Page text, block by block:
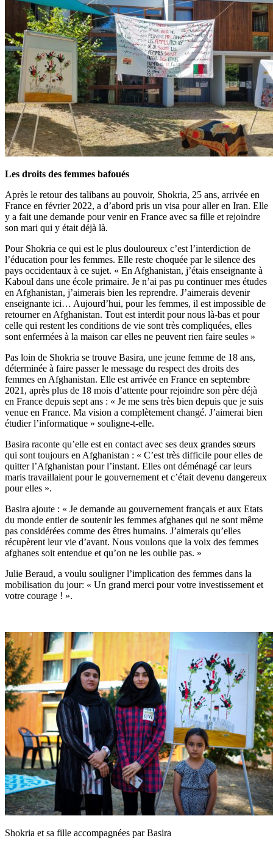
Les droits des femmes bafoués
Après le retour des talibans au pouvoir, Shokria, 25 ans, arrivée en
France en février 2022, a d’abord pris un visa pour aller en Iran. Elle
y a fait une demande pour venir en France avec sa fille et rejoindre
son mari qui y était déjà là.
Pour Shokria ce qui est le plus douloureux c’est l’interdiction de
l’éducation pour les femmes. Elle reste choquée par le silence des
pays occidentaux à ce sujet. « En Afghanistan, j’étais enseignante à
Kaboul dans une école primaire. Je n’ai pas pu continuer mes études
en Afghanistan, j’aimerais bien les reprendre. J’aimerais devenir
enseignante ici… Aujourd’hui, pour les femmes, il est impossible de
retourner en Afghanistan. Tout est interdit pour nous là-bas et pour
celle qui restent les conditions de vie sont très compliquées, elles
sont enfermées à la maison car elles ne peuvent rien faire seules »
Pas loin de Shokria se trouve Basira, une jeune femme de 18 ans,
déterminée à faire passer le message du respect des droits des
femmes en Afghanistan. Elle est arrivée en France en septembre
2021, après plus de 18 mois d’attente pour rejoindre son père déjà
en France depuis sept ans : « Je me sens très bien depuis que je suis
venue en France. Ma vision a complètement changé. J’aimerai bien
étudier l’informatique » souligne-t-elle.
Basira raconte qu’elle est en contact avec ses deux grandes sœurs
qui sont toujours en Afghanistan : « C’est très difficile pour elles de
quitter l’Afghanistan pour l’instant. Elles ont déménagé car leurs
maris travaillaient pour le gouvernement et c’était devenu dangereux
pour elles ».
Basira ajoute : « Je demande au gouvernement français et aux Etats
du monde entier de soutenir les femmes afghanes qui ne sont même
pas considérées comme des êtres humains. J’aimerais qu’elles
récupèrent leur vie d’avant. Nous voulons que la voix des femmes
afghanes soit entendue et qu’on ne les oublie pas. »
Julie Beraud, a voulu souligner l’implication des femmes dans la
mobilisation du jour: « Un grand merci pour votre investissement et
votre courage ! ».
Shokria et sa fille accompagnées par Basira